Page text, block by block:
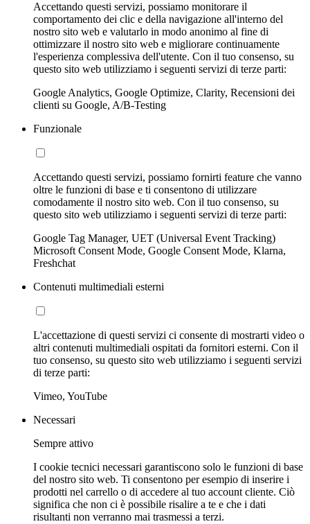
Accettando questi servizi, possiamo monitorare il
comportamento dei clic e della navigazione all'interno del
nostro sito web e valutarlo in modo anonimo al fine di
ottimizzare il nostro sito web e migliorare continuamente
l'esperienza complessiva dell'utente. Con il tuo consenso, su
questo sito web utilizziamo i seguenti servizi di terze parti:
Google Analytics, Google Optimize, Clarity, Recensioni dei
clienti su Google, A/B-Testing
Funzionale
Accettando questi servizi, possiamo fornirti feature che vanno
oltre le funzioni di base e ti consentono di utilizzare
comodamente il nostro sito web. Con il tuo consenso, su
questo sito web utilizziamo i seguenti servizi di terze parti:
Google Tag Manager, UET (Universal Event Tracking)
Microsoft Consent Mode, Google Consent Mode, Klarna,
Freshchat
Contenuti multimediali esterni
L'accettazione di questi servizi ci consente di mostrarti video o
altri contenuti multimediali ospitati da fornitori esterni. Con il
tuo consenso, su questo sito web utilizziamo i seguenti servizi
di terze parti:
Vimeo, YouTube
Necessari
Sempre attivo
I cookie tecnici necessari garantiscono solo le funzioni di base
del nostro sito web. Ti consentono per esempio di inserire i
prodotti nel carrello o di accedere al tuo account cliente. Ciò
significa che non ci è possibile risalire a te e che i dati
risultanti non verranno mai trasmessi a terzi.